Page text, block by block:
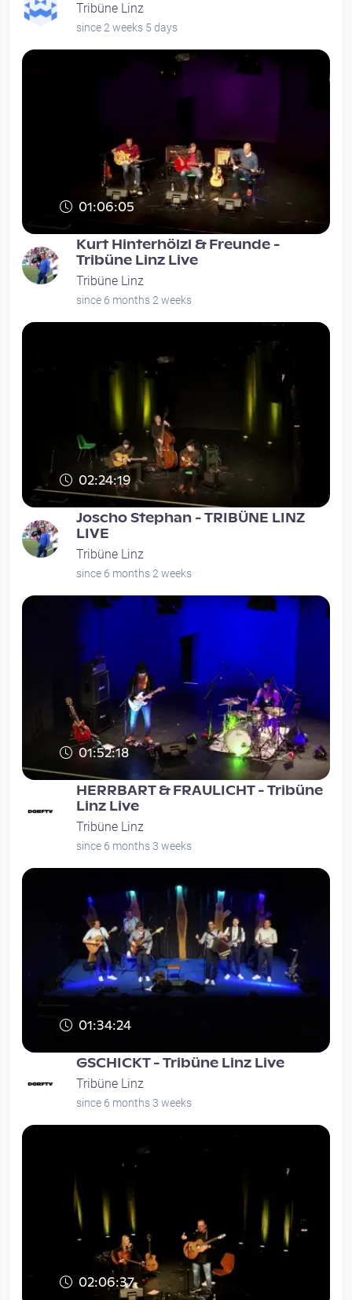
Tribüne Linz
since 2 weeks 5 days
01:06:05
Kurt Hinterhölzl & Freunde -
Tribüne Linz Live
Tribüne Linz
since 6 months 2 weeks
02:24:19
Joscho Stephan - TRIBÜNE LINZ
LIVE
Tribüne Linz
since 6 months 2 weeks
01:52:18
HERRBART & FRAULICHT - Tribüne
Linz Live
Tribüne Linz
since 6 months 3 weeks
01:34:24
GSCHICKT - Tribüne Linz Live
Tribüne Linz
since 6 months 3 weeks
02:06:37